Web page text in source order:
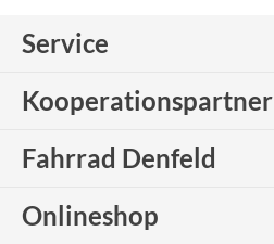
Service
Kooperationspartner
Fahrrad Denfeld
Onlineshop